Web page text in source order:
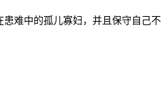
难中的孤儿寡妇，并且保守自己